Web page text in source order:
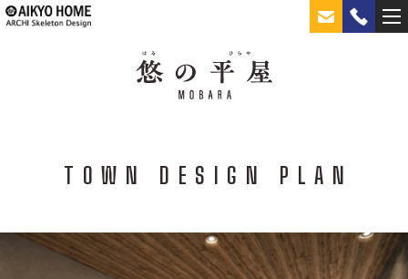
TOWN DESIGN PLAN